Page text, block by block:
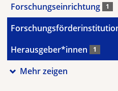
Forschungseinrichtung 1
Herausgeber*innen 1
Mehr zeigen